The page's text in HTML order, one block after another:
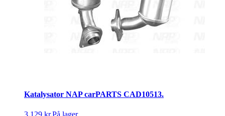
Katalysator NAP carPARTS CAD10513.
3.129 kr.På lager